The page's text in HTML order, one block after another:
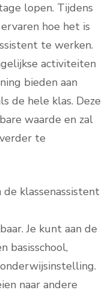
lopen. Tijdens
hoe het is
te werken.
activiteiten
bieden aan
de hele klas. Deze
waarde en zal
te
klassenassistent
Je kunt aan de
basisschool,
naar andere